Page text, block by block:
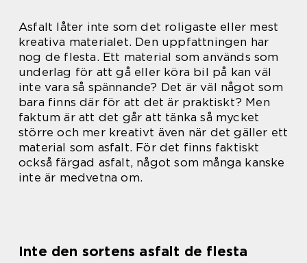
Asfalt låter inte som det roligaste eller mest
kreativa materialet. Den uppfattningen har
nog de flesta. Ett material som används som
underlag för att gå eller köra bil på kan väl
inte vara så spännande? Det är väl något som
bara finns där för att det är praktiskt? Men
faktum är att det går att tänka så mycket
större och mer kreativt även när det gäller ett
material som asfalt. För det finns faktiskt
också färgad asfalt, något som många kanske
inte är medvetna om.
Inte den sortens asfalt de flesta